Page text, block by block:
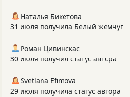
Наталья Бикетова
31 июля получила Белый жемчуг
Роман Цивинскас
30 июля получил статус автора
Svetlana Efimova
29 июля получила статус автора